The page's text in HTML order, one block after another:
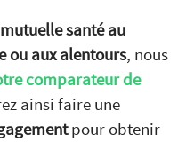
santé au
ou aux alentours, nous
comparateur de
ainsi faire une
pour obtenir